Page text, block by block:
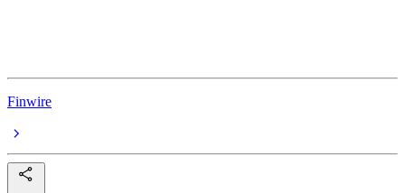
Finwire